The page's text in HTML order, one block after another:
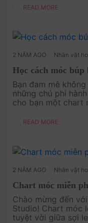
thương, mẫu móc
READ MORE
2 NĂM AGO Nhân vật
Học cách móc
Bạn đam mê
những chú phi
cho bạn một chart
hiểu, bạn sẽ dễ
READ MORE
2 NĂM AGO Nhân vật
Chart móc miễn
Chào mừng đến
Studio! Chart móc
tuyệt vời giữa sợi